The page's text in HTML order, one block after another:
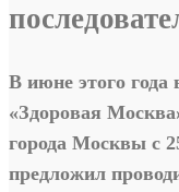
В июне этого года
«Здоровая
города Москвы с
предложил